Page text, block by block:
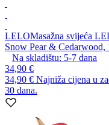
LELOMasažna svijeća
Snow Pear & Cedarwood,
Na skladištu: 5-7 dana
34,90 €
34,90 € Najniža cijena u
30 dana.